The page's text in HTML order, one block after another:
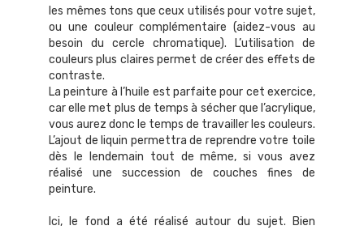
les mêmes tons que ceux utilisés pour votre sujet,
ou une couleur complémentaire (aidez-vous au
besoin du cercle chromatique). L’utilisation de
couleurs plus claires permet de créer des effets de
contraste.
La peinture à l’huile est parfaite pour cet exercice,
car elle met plus de temps à sécher que l’acrylique,
vous aurez donc le temps de travailler les couleurs.
L’ajout de liquin permettra de reprendre votre toile
dès le lendemain tout de même, si vous avez
réalisé une succession de couches fines de
peinture.
Ici, le fond a été réalisé autour du sujet. Bien